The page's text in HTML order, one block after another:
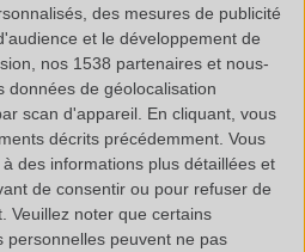
des mesures de publicité
et le développement de
nos 1538 partenaires et nous-
données de géolocalisation
scan d'appareil. En cliquant, vous
décrits précédemment. Vous
des informations plus détaillées et
de consentir ou pour refuser de
Veuillez noter que certains
personnelles peuvent ne pas